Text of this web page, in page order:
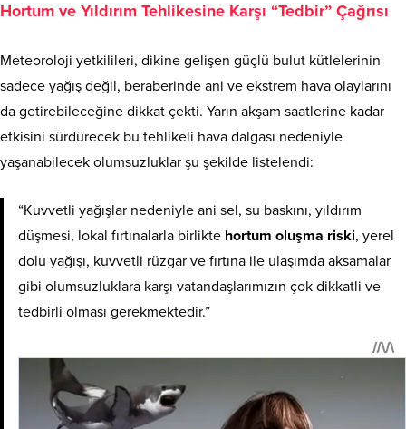
Hortum ve Yıldırım Tehlikesine Karşı “Tedbir” Çağrısı
Meteoroloji yetkilileri, dikine gelişen güçlü bulut kütlelerinin
sadece yağış değil, beraberinde ani ve ekstrem hava olaylarını
da getirebileceğine dikkat çekti. Yarın akşam saatlerine kadar
etkisini sürdürecek bu tehlikeli hava dalgası nedeniyle
yaşanabilecek olumsuzluklar şu şekilde listelendi:
“Kuvvetli yağışlar nedeniyle ani sel, su baskını, yıldırım
düşmesi, lokal fırtınalarla birlikte hortum oluşma riski, yerel
dolu yağışı, kuvvetli rüzgar ve fırtına ile ulaşımda aksamalar
gibi olumsuzluklara karşı vatandaşlarımızın çok dikkatli ve
tedbirli olması gerekmektedir.”